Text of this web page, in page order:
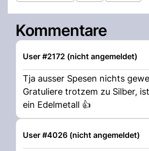
Kommentare
User #2172 (nicht angemeldet)
Tja ausser Spesen nichts
Gratuliere trotzem zu Silber,
ein Edelmetall 👍
User #4026 (nicht angemeldet)